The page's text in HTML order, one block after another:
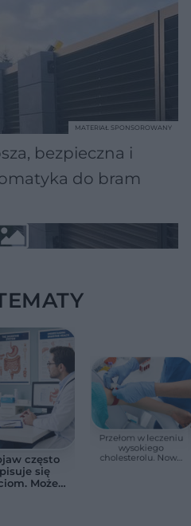
bezpieczna i
do bram
MATERIAŁ SPONSOROWANY
często
się
Może
Przełom w leczeniu
wysokiego
cholesterolu. Nowa